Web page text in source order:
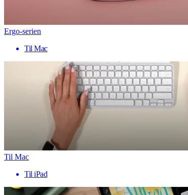
Ergo-serien
Til Mac
Til Mac
Til iPad